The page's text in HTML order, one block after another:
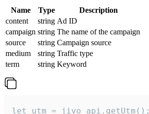
Name Type
Description
content
string Ad ID
campaign string The name of the campaign
source
string Campaign source
medium
string Traffic type
term
string Keyword
let utm = jivo_api.getUtm();